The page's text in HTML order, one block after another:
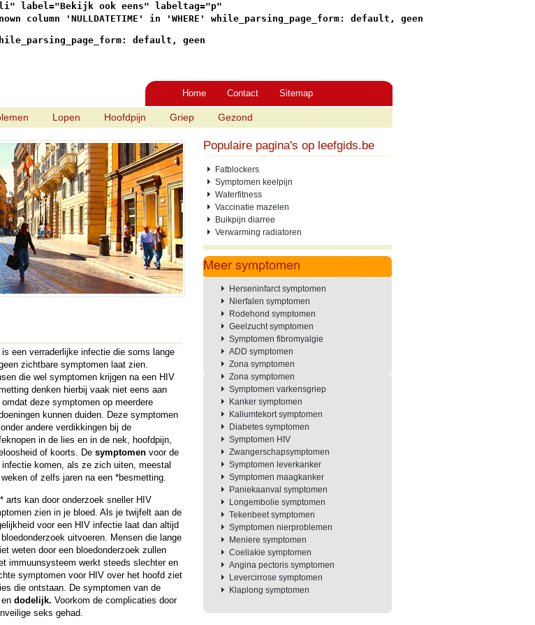
label="Bekijk ook eens" labeltag="p"
column 'NULLDATETIME' in 'WHERE' while_parsing_page_form: default, geen
default, geen
Home Contact Sitemap
Lopen Hoofdpijn Griep Gezond
een verraderlijke infectie die soms lange
zichtbare symptomen laat zien.
die wel symptomen krijgen na een HIV
denken hierbij vaak niet eens aan
deze symptomen op meerdere
kunnen duiden. Deze symptomen
andere verdikkingen bij de
in de lies en in de nek, hoofdpijn,
of koorts. De symptomenvoor de
komen, als ze zich uiten, meestal
of zelfs jaren na een *besmetting.
arts kan door onderzoek sneller HIV
zien in je bloed. Als je twijfelt aan de
voor een HIVinfectie laat dan altijd
uitvoeren. Mensen die lange
weten door een bloedonderzoek zullen
immuunsysteem werkt steeds slechter en
symptomen voor HIVover het hoofd ziet
die ontstaan. De symptomen van de
dodelijk. Voorkom de complicaties door
seks gehad.
Populaire pagina's op leefgids.be
Fatblockers
Symptomen keelpijn
Waterfitness
Vaccinatie mazelen
Buikpijn diarree
Verwarming radiatoren
Herseninfarct symptomen
Nierfalen symptomen
Rodehond symptomen
Geelzucht symptomen
Symptomen fibromyalgie
ADD symptomen
Zona symptomen
Zona symptomen
Symptomen varkensgriep
Kanker symptomen
Kaliumtekort symptomen
Diabetes symptomen
Symptomen HIV
Zwangerschapsymptomen
Symptomen leverkanker
Symptomen maagkanker
Paniekaanval symptomen
Longembolie symptomen
Tekenbeet symptomen
Symptomen nierproblemen
Meniere symptomen
Coeliakie symptomen
Angina pectoris symptomen
Levercirrose symptomen
Klaplong symptomen